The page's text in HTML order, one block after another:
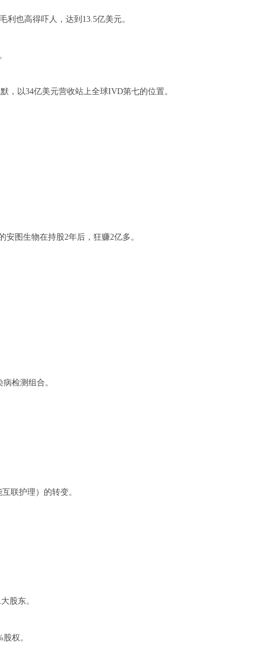
利也高得吓人，达到13.5亿美元。
，以34亿美元营收站上全球IVD第七的位置。
安图生物在持股2年后，狂赚2亿多。
检测组合。
联护理）的转变。
股东。
权。